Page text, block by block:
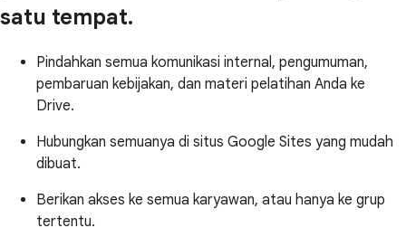
satu tempat.
Pindahkan semua komunikasi internal, pengumuman,
pembaruan kebijakan, dan materi pelatihan Anda ke
Drive.
Hubungkan semuanya di situs Google Sites yang mudah
dibuat.
Berikan akses ke semua karyawan, atau hanya ke grup
tertentu.